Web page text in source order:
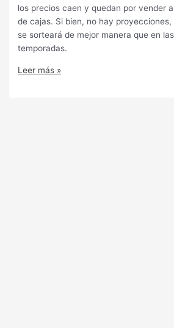
los precios caen y quedan por vender
de cajas. Si bien, no hay
se sorteará de mejor manera que en
temporadas.
Leer más »